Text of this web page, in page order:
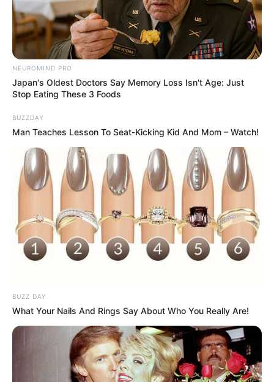
Anselma Duarte há 13 anos
Adoro Artesanato !!!! Muito show!!!
Janilda há 13 anos
sem graça e deixá-la show. Parabéns a todas as
idéias
Matilde - Canitar/sp há 13 anos
Adorei a blusa.Parabéns , as idéias são maravilhosas
eliane há 13 anos
Muito bommmm!
Amei tudo. Maravilhoso
ROSELAINE há 13 anos
EU AMO ARTESANATO EM GERAL, TDOS
NEUROMIND PRO
Japan's Oldest Doctors Say Memory Loss Isn't Age: Just
Stop Eating These 3 Foods
BUZZDAY
Man Teaches Lesson To Seat-Kicking Kid And Mom – Watch!
BUZZ DAY
What Your Nails And Rings Say About Who You Really Are!